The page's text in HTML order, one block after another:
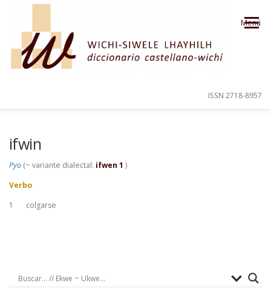
Saltar al contenido
Menú
ISSN 2718-8957
ifwin
Pyo (~ variante dialectal: ifwen 1 )
Verbo
1
colgarse